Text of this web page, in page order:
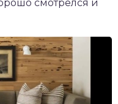
смотрелся и